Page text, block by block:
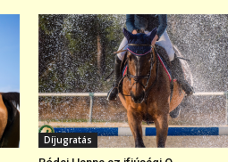
Díjugratás